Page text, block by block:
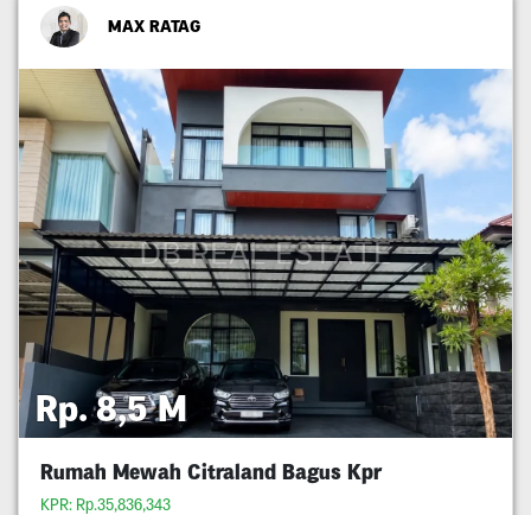
MAX RATAG
Rp. 8,5 M
Rumah Mewah Citraland Bagus Kpr
KPR: Rp.35,836,343